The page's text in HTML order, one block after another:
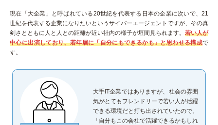
現在「大企業」と呼ばれている20世紀を代表する日本の企業に次いで、21
世紀を代表する企業になりたいというサイバーエージェントですが、その真
剣さとともに人と人との距離が近い社内の様子が垣間見られます。 若い人が
中心に出演しており、若年層に「自分にもできるかも」と思わせる構成で
す。
大手IT企業ではありますが、社会の雰囲
気がとてもフレンドリーで若い人が活躍
できる環境だと打ち出されていたので、
「自分もこの会社で活躍できるかもしれ